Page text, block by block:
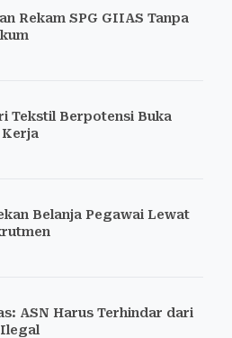
Rekam SPG GIIAS Tanpa
Tekstil Berpotensi Buka
Kerja
Belanja Pegawai Lewat
ASN Harus Terhindar dari